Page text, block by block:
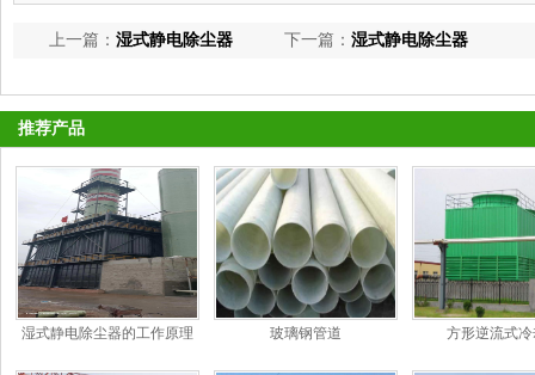
上一篇： 湿式静电除尘器 下一篇： 湿式静电除尘器
推荐产品
湿式静电除尘器的工作原理
玻璃钢管道 方形逆流式